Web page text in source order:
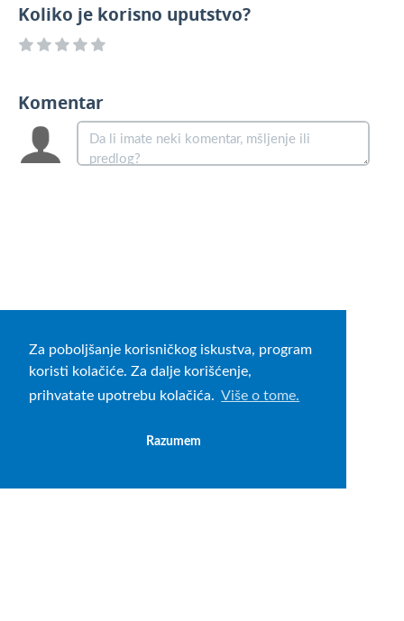
Za poboljšanje korisničkog iskustva, program
koristi kolačiće. Za dalje korišćenje,
prihvatate upotrebu kolačića. Više o tome.
Razumem
Koliko je korisno uputstvo?
Komentar